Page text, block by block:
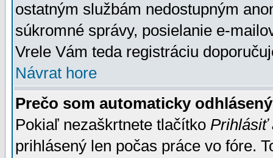
ostatným službám nedostupným
súkromné správy, posielanie e-
Vrele Vám teda registráciu
Návrat hore
Prečo som automaticky
Pokiaľ nezaškrtnete tlačítko Prihlásiť
prihlásený len počas práce vo fóre.